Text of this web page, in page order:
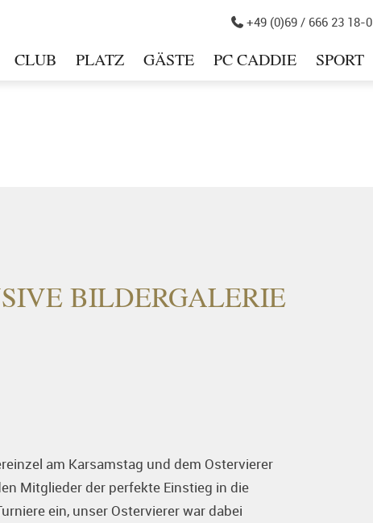
 +49 (0)69 / 666 23 18-0
CLUB PLATZ GÄSTE PC CADDIE SPORT
BILDERGALERIE
am Karsamstag und dem Ostervierer
Mitglieder der perfekte Einstieg in die
ein, unser Ostervierer war dabei